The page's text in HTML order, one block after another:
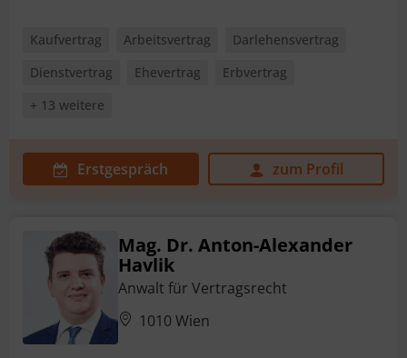
Kaufvertrag Arbeitsvertrag
Darlehensvertrag
Dienstvertrag
Ehevertrag
Erbvertrag
+ 13 weitere
Erstgespräch zum Profil
Mag. Dr. Anton-Alexander
Havlik
Anwalt für Vertragsrecht
1010 Wien